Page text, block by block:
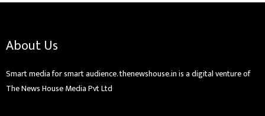
About Us
Smart media for smart audience. thenewshouse.in is a digital venture of
The News House Media Pvt Ltd